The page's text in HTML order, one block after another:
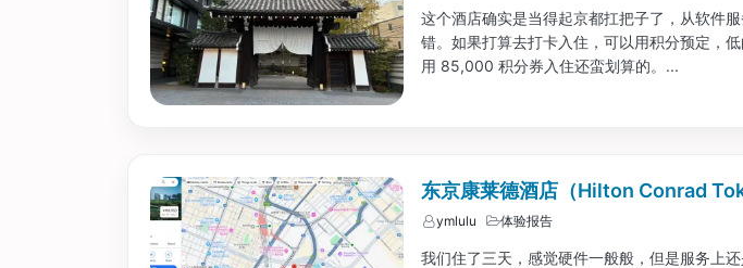
这个酒店确实是当得起京都扛把子了，从软件
错。如果打算去打卡入住，可以用积分预定，
用 85,000 积分券入住还蛮划算的。...
东京康莱德酒店（Hilton Conrad
ymlulu 体验报告
我们住了三天，感觉硬件一般般，但是服务上